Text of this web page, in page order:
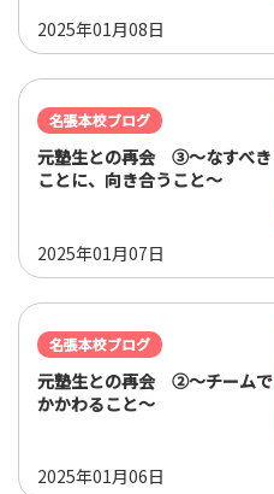
2025年01月08日
名張本校ブログ
元塾生との再会 ③～なすべき
ことに、向き合うこと～
2025年01月07日
名張本校ブログ
元塾生との再会 ②～チームで
かかわること～
2025年01月06日